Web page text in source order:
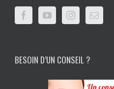
BESOIN D’UN CONSEIL ?